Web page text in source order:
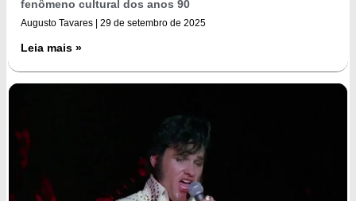
fenômeno cultural dos anos 90
Augusto Tavares 29 de setembro de 2025
Leia mais »